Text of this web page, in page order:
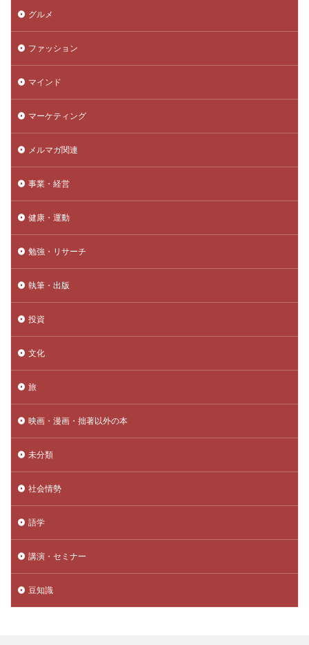
グルメ
ファッション
マインド
マーケティング
メルマガ関連
事業・経営
健康・運動
勉強・リサーチ
執筆・出版
投資
文化
旅
映画・漫画・拙著以外の本
未分類
社会情勢
語学
講演・セミナー
豆知識